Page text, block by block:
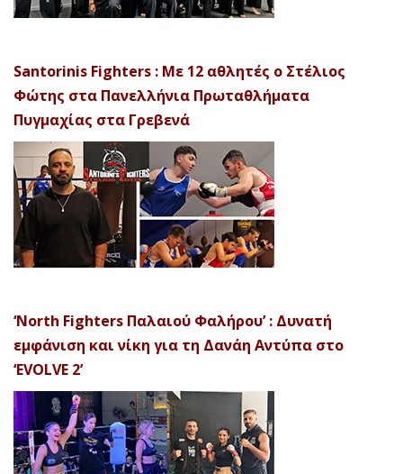
Santorinis Fighters : Με 12 αθλητές ο Στέλιος
Φώτης στα Πανελλήνια Πρωταθλήματα
Πυγμαχίας στα Γρεβενά
‘North Fighters Παλαιού Φαλήρου’ : Δυνατή
εμφάνιση και νίκη για τη Δανάη Αντύπα στο
‘EVOLVE 2’